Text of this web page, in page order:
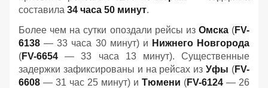
составила 34 часа 50 минут.
Более чем на сутки опоздали рейсы из Омска(FV-
6138 — 33 часа 30 минут) и Нижнего Новгорода
(FV-6654 — 33 часа 13 минут). Существенные
задержки зафиксированы и на рейсах изУфы (FV-
6608 — 31 час 25 минут) и Тюмени (FV-6124 — 26